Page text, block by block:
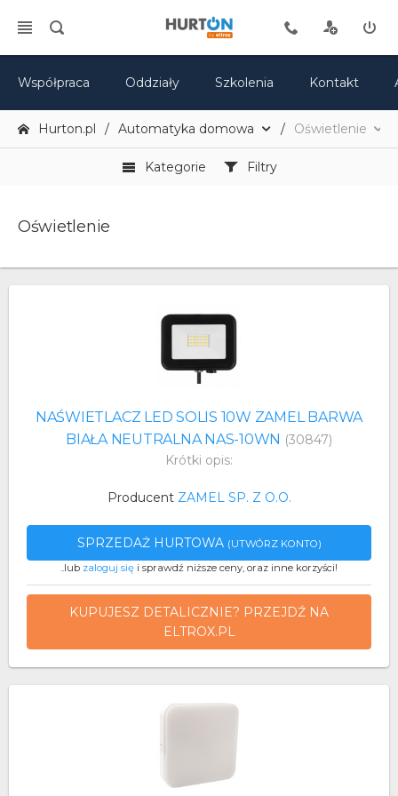
Współpraca Oddziały Szkolenia Kontakt
Hurton.pl Automatyka domowa Oświetlenie
Kategorie Filtry
Oświetlenie
NAŚWIETLACZ LED SOLIS 10W ZAMEL BARWA
BIAŁA NEUTRALNA NAS-10WN (30847)
Krótki opis:
Producent ZAMEL SP. Z O.O.
SPRZEDAŻ HURTOWA (UTWÓRZ KONTO)
..lub zaloguj się i sprawdź niższe ceny, oraz inne korzyści!
KUPUJESZ DETALICZNIE? PRZEJDŹ NA
ELTROX.PL